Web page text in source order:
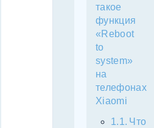
такое
функция
«Reboot
to
system»
на
телефонах
Xiaomi
Что